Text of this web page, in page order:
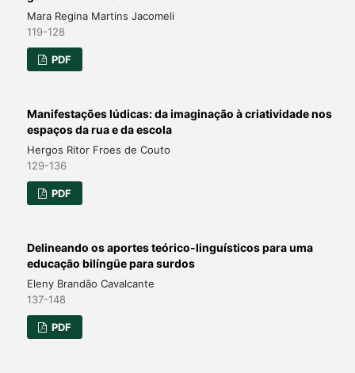
Mara Regina Martins Jacomeli
119-128
PDF
Manifestações lúdicas: da imaginação à criatividade nos
espaços da rua e da escola
Hergos Ritor Froes de Couto
129-136
PDF
Delineando os aportes teórico-linguísticos para uma
educação bilíngüe para surdos
Eleny Brandão Cavalcante
137-148
PDF